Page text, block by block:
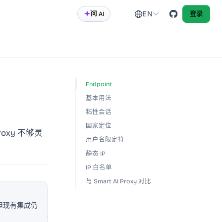
问 AI EN 登录
不够灵
现有集成仍
Endpoint
基本用法
粘性会话
国家定位
用户名限定符
静态 IP
IP 白名单
与 Smart AI Proxy 对比